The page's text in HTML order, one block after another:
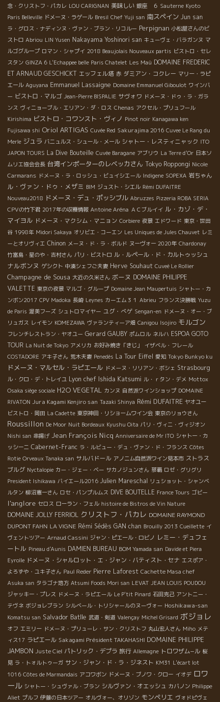
念・クリストフ・パカレ LOU CARIGNAN 美味しい 銀座 ６ Sauterne Kyoto
Paris Belleville ドメーヌ・ラゲール Bresil Chef Yuji san 南スペイン Jun san
ラ・グロス・ナディンヌ・ヴァン・ブラン・リコルー Perpignan 小松屋さんのビ
ストロ Abriou LIN Yusen Nakayama Yoshinori san キューヴェ・バラガンヌ マ
ルゴグループ ロマン・シャプイ 2018 Beaujolais Nouveaux partis ビストロ・セレ
スタン GINZA 6 L'Echappee belle Paris Chatelet Les Maù DOMAINE FREDERIC
ET ARNAUD GESCHICKT エッフェル塔 赤 ダミアン・コクレー マリー・ラピ
エール Aguyana Emmanuel Lassaigne Domaine Emmanuel Giboulot ワインバ
ー ビストロ・マルゴ Jean-Pierre BISPALIE サヴォワ ドメーヌ・ドゥ・ラ・ガラ
ンス ヴィニョーブル・エリアン・ダ・ロス Chenas アクセル・プリュフール
Kirishima ビストロ・コワンスト・ヴィノ Pinot noir Kanagawa ken
Fujisawa shi Oriol ARTIGAS Cuvée Red Sakurajima 2016 Cuvee Le Rang du
Merle ジュラ バニュルス・シュール・メール シャトー・レスティニャック ITO
JAPON TOURS La Dive Bouteille Cuvée Baragane アブリウ La Terre d'Or 日本ソ
ムリエ協会会長 台湾インポーターのレベッカさん Tokyo Roppongi Nicole
Carmarans ドメーヌ・ラ・ロッシュ・ビュイシエール Indigene SOPEXA 岩ちゃん
ル・ヴァン・ドゥ・メザミ BIM ジュスト・シエル Rémi DUFAITRE
Nouveau2018 ドメーヌ・デュ・ポッシブル Abruzzes Pizzeria ROBA SERIA
CPVの竹下君 2017年の収穫情報 Antoine Aréna ＡＣブルイイ ル・カゾ・デ・
マイヨル ドメーヌ・マクシム・マニョン Corbiere 夜景 エドワード 東京・世田
谷 1998年 Midori Sakaya オリビエ・コーエン Les Uniques de Jules Chauvet レミ
ーとオリヴィエ Chinon メーヌ・ド・ラ・ボルド ヌーヴォー 2020年 Chardonay
竹富島・星のや・吉村さん パリ・ビストロ ル・ルペール・ド・カルトゥッシュ
ナルボンヌ ゲシクト 中湊シェフご夫妻 Herve Souhaut Cuveé Le Rollier
Champagne de Sousa 大近の久米さん ボーヌ DOMAINE PHILIPPE
VALETTE 東京の夜景 マルゴ・グループ Domaine Jean Maupertuis シャトー・カ
ンボン2017 CPV Madoka 長崎 Leynes カーエム３１ Abrieu フランス決勝戦 Yuzu
de Paris 渥美フーズ シュトロマイヤー ユグ・べゲ Sengan-en ドメーヌ・オー・ブ
リュガス レイモン KOMEZAWA ヴァランティーア畑 Canigou Isojiro モルゴン
フレンチレストラン・ヤオユー Gerard GAUBY ポムロル ネルハ ESPOA GOTO
TOUR La Nuit de Tokyo アメリカ お好み焼き「きじ」
イザベル・フレール
COSTADORE アキ子さん 荒木夫妻 Penedès La Tour Eiffel 愛知 Tokyo Bunkyo ku
ドメーヌ・マルセル・ラピエール ドメーヌ・リリアン・ボシェ Strasbourg
ル・クロ・デ・トレイユ Lyon chef Ishida Katsumi ル・ｒタン・デメ Mottox
Osaka siège sociale H2O VEGETAL カンヌ 自然派ワインショップ DOMAINE
RIVATON Jura Kagami Kenjiro san Tazaki Shinya Rémi DUFAITRE ヤオユー
ビストロ・岡田 La Cadette 東京神田・リショームワイン会 東京のリョウさん
Roussillon De Moor Nuit Bordeaux Kyushu Oita パリ・ヴィニ・ヴィジオン
Nishi san 串揚げ Jean François Nicq Anniversaire de Mr ITO シャトー・カ
ッシーニ Cabernet-Franc ラ・ルビュー・デュ・ヴァン・ド・フランス Côtes
Rotie Orveaux Tanaka san サルバドール アノニム自然派ワイン見本市 ストラス
ブルグ Nyctalopie カー・ジェー・ベー サカノジュンさん 那覇 ロゼ・グリグリ
President Ishikawa バイエール2016 Julien Mareschal リュショット・シャンベ
ルタン 柳沼憲一さん ロセ・パンプルムス DIVE BOUTELLE France Tours ゴビー
l'anglore セロス ローラン・フェル histoire de Bistros de Vin Nature
DOMAINE JOLLY FERRIOL クリストフ・パカレ DOMAINE RAYMOND
DUPONT FAHN LA VIGNE Rémi Sédès GAN chan Brouilly 2013 Cueillette イ
ヴェントツアー Arnaud Cassini ジャン・ピエール・ロビノ レミー・デュフェ
ートル Pineau d'Aunis DAMIEN BUREAU BOM Yamada san Davide et Piera
Eyrolle ドメーヌ・シャルロット・エ・ジャン・バティスト・セナ エスポア・
よろずや・ユキ子さん Paul Reder Pierre Laforest Cachette Masa chef
Asuka san タラゴナ地方 Atsumi Foods Mori san LEVAT JEAN LOUIS POUDOU
ジャッキー・プレス ドメーヌ・ラピエール Le P'tit Pinard 石田克己 アントニー・
テヴネ ボジョレブラン シルベール・トリシャールのヌーヴォー Hoshikawa-san
Komatsu san Salvador Batlle 武道・剣道 Valençay Michel Grisard ボジョレ
オフ エミリー ドメーヌ・プリューレ・サン・クリストフ 丸山宏人さん Miho メテ
ィス17 ラピエール Sakagami Président TAKAHASHI DOMAINE PHILIPPE
JAMBON Juste Ciel パトリック・デプラ 旅行 Allemagne トロワザム−ル 桜
見 ラ・トォルトゥーガ サン・ジャン・ド・ラ・ジネスト KM31 L'écart lot
1016 Côtes de Marmandais アコワボン ドメーヌ・ブノワ・クロー イオデ ロワ
ール シャトー・シュヴァル・ブラン シルヴァン・オエッシュ カバノン Philippe
Aliet プルフ 伊藤の日本ツアー オルヴォー、オリゾン モンペリエ ヴォドピヴェ